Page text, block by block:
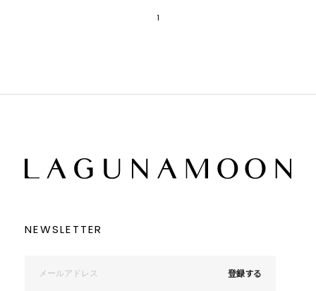
1
NEWSLETTER
登録する